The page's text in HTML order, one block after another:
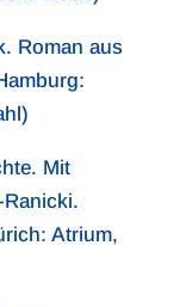
Roman aus
Mit
Atrium,